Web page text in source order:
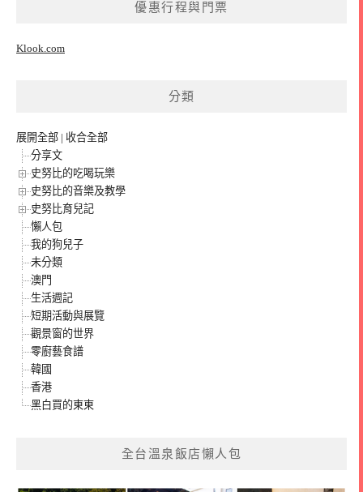
優惠行程與門票
Klook.com
分類
展開全部 | 收合全部
分享文
史努比的吃喝玩樂
史努比的音樂及教學
史努比育兒記
懶人包
我的狗兒子
未分類
澳門
生活週記
短期活動與展覽
觀景窗的世界
零廚藝食譜
韓國
香港
黑白買的東東
全台溫泉飯店懶人包